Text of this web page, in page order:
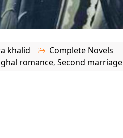
khalid
Complete Novels
romance, Second marriage